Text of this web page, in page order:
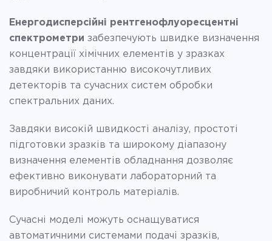
Енергодисперсійні рентгенофлуоресцентні
спектрометри забезпечують швидке визначення
концентрації хімічних елементів у зразках
завдяки використанню високочутливих
детекторів та сучасних систем обробки
спектральних даних.
Завдяки високій швидкості аналізу, простоті
підготовки зразків та широкому діапазону
визначення елементів обладнання дозволяє
ефективно виконувати лабораторний та
виробничий контроль матеріалів.
Сучасні моделі можуть оснащуватися
автоматичними системами подачі зразків,